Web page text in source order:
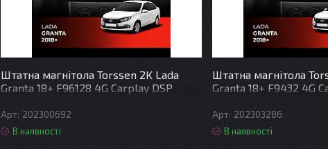
Штатна магнітола Torssen 2K Lada
Granta 18+ F96128 4G Carplay DSP
202300692
В наявності
Штатна магнітола
Granta 18+ F9432 4G
202303286
В наявності